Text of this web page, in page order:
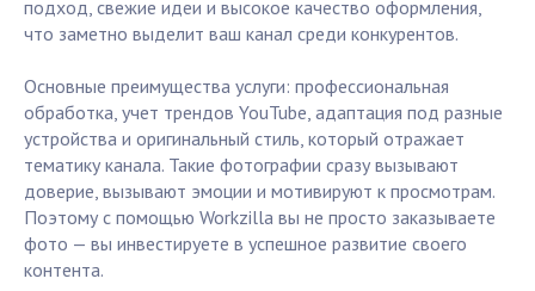
подход, свежие идеи и высокое качество оформления,
что заметно выделит ваш канал среди конкурентов.
Основные преимущества услуги: профессиональная
обработка, учет трендов YouTube, адаптация под разные
устройства и оригинальный стиль, который отражает
тематику канала. Такие фотографии сразу вызывают
доверие, вызывают эмоции и мотивируют к просмотрам.
Поэтому с помощью Workzilla вы не просто заказываете
фото — вы инвестируете в успешное развитие своего
контента.